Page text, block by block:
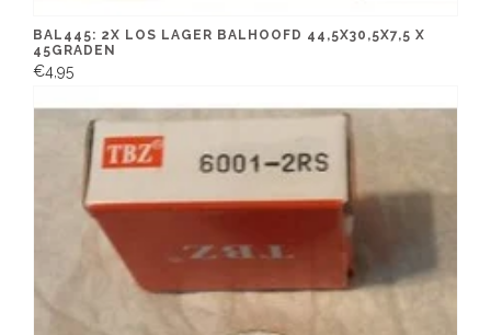
BAL445: 2X LOS LAGER BALHOOFD 44,5X30,5X7,5 X
45GRADEN
€4,95